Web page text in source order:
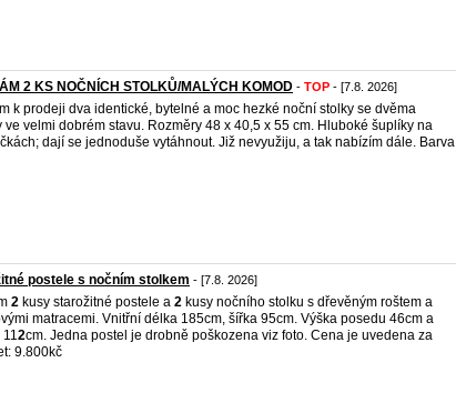
2 KS NOČNÍCH STOLKŮ/MALÝCH KOMOD - TOP - [7.8. 2026]
k prodeji dva identické, bytelné a moc hezké noční stolky se dvěma
ve velmi dobrém stavu. Rozměry 48 x 40,5 x 55 cm. Hluboké šuplíky na
dají se jednoduše vytáhnout. Již nevyužiju, a tak nabízím dále. Barva
postele s nočním stolkem - [7.8. 2026]
2 kusy starožitné postele a 2 kusy nočního stolku s dřevěným roštem a
matracemi. Vnitřní délka 185cm, šířka 95cm. Výška posedu 46cm a
2cm. Jedna postel je drobně poškozena viz foto. Cena je uvedena za
9.800kč